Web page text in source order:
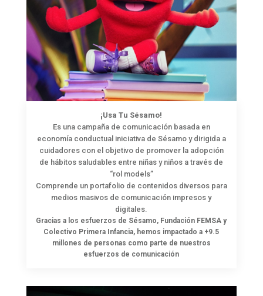
¡Usa Tu Sésamo!
Es una campaña de comunicación basada en
economía conductual iniciativa de Sésamo y dirigida a
cuidadores con el objetivo de promover la adopción
de hábitos saludables entre niñas y niños a través de
“rol models”
Comprende un portafolio de contenidos diversos para
medios masivos de comunicación impresos y
digitales.
Gracias a los esfuerzos de Sésamo, Fundación FEMSA y
Colectivo Primera Infancia, hemos impactado a +9.5
millones de personas como parte de nuestros
esfuerzos de comunicación